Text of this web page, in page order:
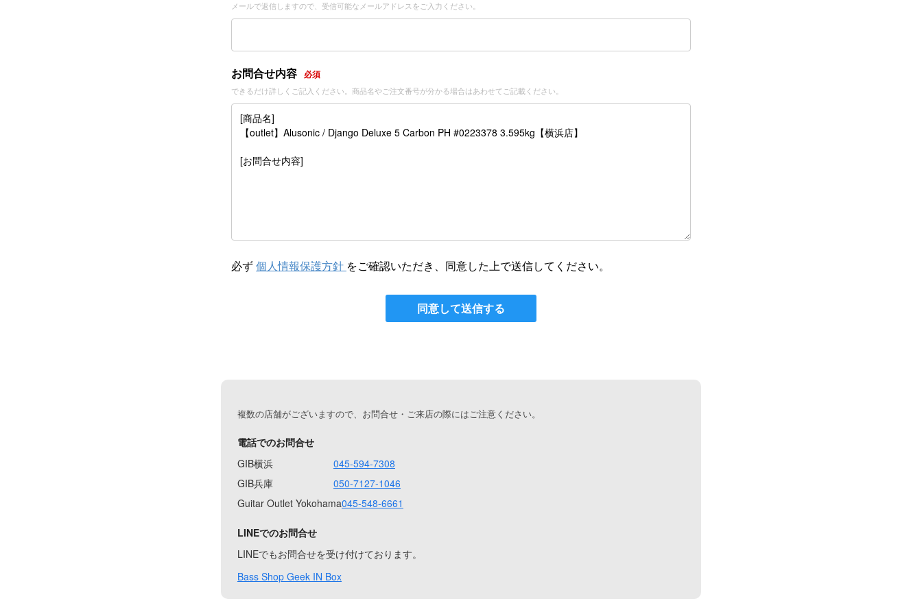
メールで返信しますので、受信可能なメールアドレスをご入力ください。
お問合せ内容 必須
できるだけ詳しくご記入ください。商品名やご注文番号が分かる場合はあわせてご記載ください。
必ず個人情報保護方針 をご確認いただき、同意した上で送信してください。
同意して送信する
複数の店舗がございますので、お問合せ・ご来店の際にはご注意ください。
電話でのお問合せ
GIB横浜
045-594-7308
GIB兵庫
050-7127-1046
Guitar Outlet Yokohama045-548-6661
LINEでのお問合せ
LINEでもお問合せを受け付けております。
Bass Shop Geek IN Box